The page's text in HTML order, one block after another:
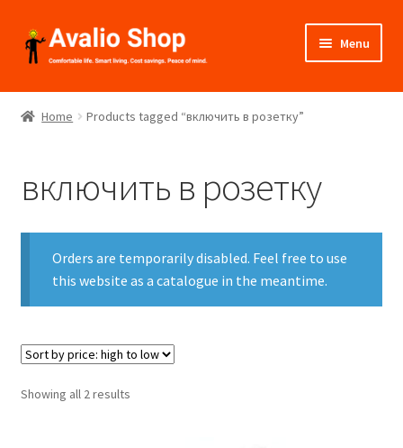
Skip
to
Skip
to
Menu
About Us
Installation
Catalogues
Projects
Home Products tagged “включить в розетку”
включить в розетку
Orders are temporarily disabled. Feel free to use
this website as a catalogue in the meantime.
Showing all 2 resultsSorted